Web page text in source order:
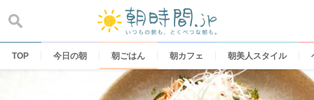
content
TOP 今日の朝 朝ごはん 朝カフェ 朝美人スタイル